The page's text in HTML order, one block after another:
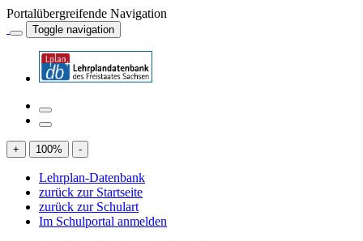
Portalübergreifende Navigation
Toggle navigation
+ 100% -
Lehrplan-Datenbank
zurück zur Startseite
zurück zur Schulart
Im Schulportal anmelden